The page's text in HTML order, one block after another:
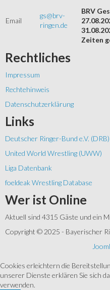
Email
gs@brv-
ringen.de
BRV
Zeiten
Rechtliches
Impressum
Rechtehinweis
Datenschutzerklärung
Links
Deutscher Ringer-Bund e.V. (DRB)
United World Wrestling (UWW)
Liga Datenbank
foeldeak Wrestling Database
Wer ist Online
Aktuell sind 4315 Gäste und ein
Copyright © 2025 - Bayerischer
Cookies erleichtern die
unserer Dienste erklären Sie sich
verwenden.